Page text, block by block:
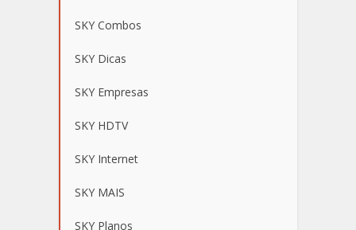
SKY Combos
SKY Dicas
SKY Empresas
SKY HDTV
SKY Internet
SKY MAIS
SKY Planos